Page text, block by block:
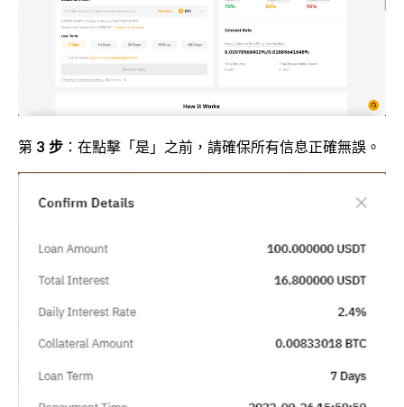
第 3 步 ：在點擊「是」之前，請確保所有信息正確無誤。